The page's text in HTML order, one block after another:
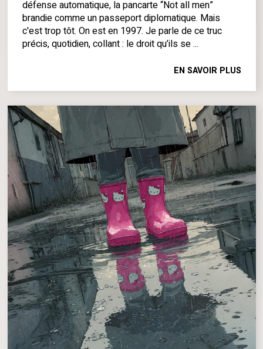
défense automatique, la pancarte “Not all men”
brandie comme un passeport diplomatique. Mais
c'est trop tôt. On est en 1997. Je parle de ce truc
précis, quotidien, collant : le droit qu’ils se ...
EN SAVOIR PLUS